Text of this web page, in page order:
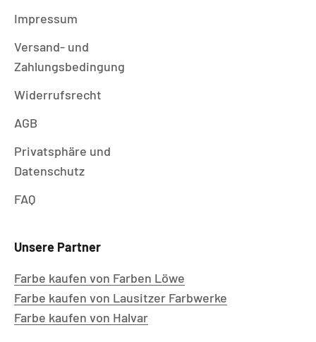
Impressum
Versand- und
Zahlungsbedingung
Widerrufsrecht
AGB
Privatsphäre und
Datenschutz
FAQ
Unsere Partner
Farbe kaufen von Farben Löwe
Farbe kaufen von Lausitzer Farbwerke
Farbe kaufen von Halvar